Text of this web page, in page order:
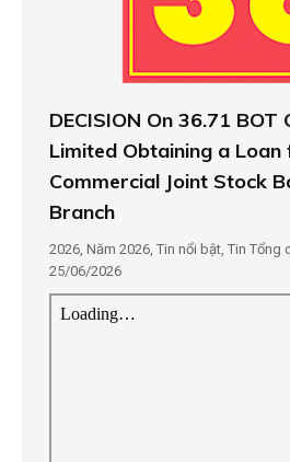
DECISION On 36.71 BOT
Limited Obtaining a
Commercial Joint Stock
Branch
2026 Năm 2026 Tin nổi bật Tin Tổng
25/06/2026